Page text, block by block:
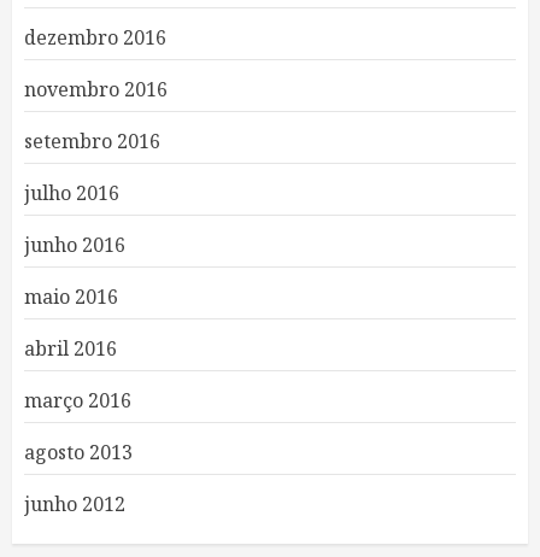
dezembro 2016
novembro 2016
setembro 2016
julho 2016
junho 2016
maio 2016
abril 2016
março 2016
agosto 2013
junho 2012